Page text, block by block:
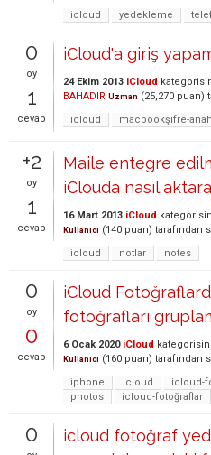
icloud
yedekleme
0
oy
1
cevap
iCloud'a giriş
24 Ekim 2013 iCloud
BAHADIR Uzman (25,270 puan)
icloud
macbookşifre-
+2
oy
1
cevap
Maile entegre
iClouda nasıl
16 Mart 2013 iCloud
Kullanıcı (140 puan) tarafından
icloud
notlar notes
0
oy
0
cevap
iCloud
fotoğrafları
6 Ocak 2020 iCloud
Kullanıcı (160 puan) tarafından
iphone
icloud
icloud-
photos
icloud-fotoğraflar
0
icloud fotoğraf